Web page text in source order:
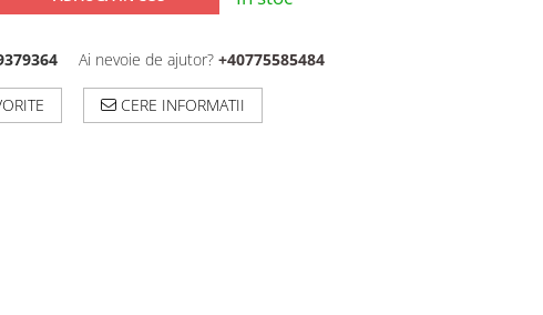
Ai nevoie de ajutor? +40775585484
CERE INFORMATII